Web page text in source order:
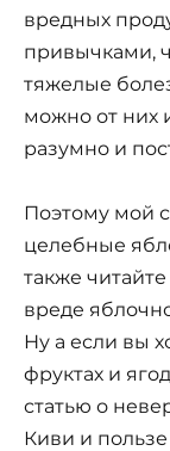
вредных
привычками,
тяжелые
можно от них
разумно и
Поэтому мой
целебные
также
вреде
Ну а если вы
фруктах и
статью о
Киви и